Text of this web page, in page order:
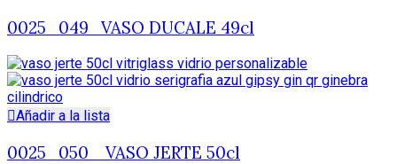
0025_049_VASO DUCALE 49cl
Añadir a la lista
0025_050_ VASO JERTE 50cl